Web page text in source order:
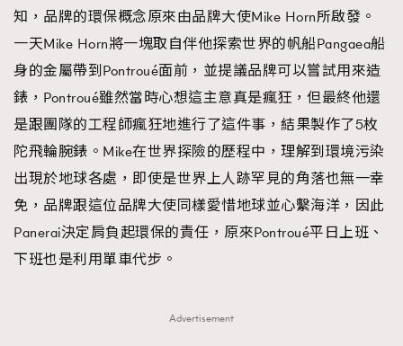
知，品牌的環保概念原來由品牌大使Mike Horn所啟發。
一天Mike Horn將一塊取自伴他探索世界的帆船Pangaea船
身的金屬帶到Pontroué面前，並提議品牌可以嘗試用來造
錶，Pontroué雖然當時心想這主意真是瘋狂，但最終他還
是跟團隊的工程師瘋狂地進行了這件事，結果製作了5枚
陀飛輪腕錶。Mike在世界探險的歷程中，理解到環境污染
出現於地球各處，即使是世界上人跡罕見的角落也無一幸
免，品牌跟這位品牌大使同樣愛惜地球並心繫海洋，因此
Panerai決定肩負起環保的責任，原來Pontroué平日上班、
下班也是利用單車代步。
Advertisement